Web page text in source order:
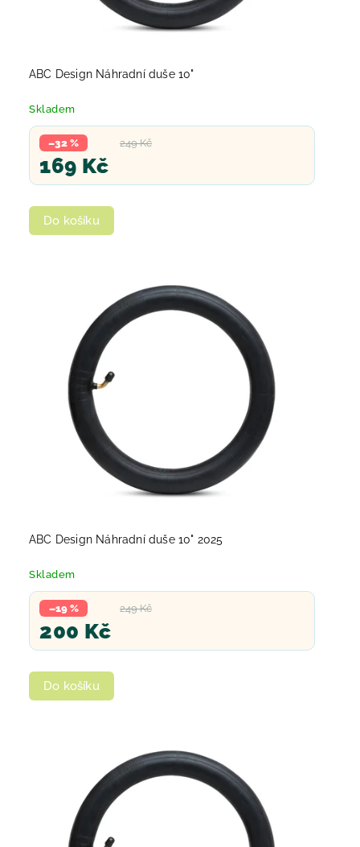
ABC Design Náhradní duše 10"
Skladem
249 Kč
–32 %
169 Kč
Do košíku
ABC Design Náhradní duše 10" 2025
Skladem
249 Kč
–19 %
200 Kč
Do košíku